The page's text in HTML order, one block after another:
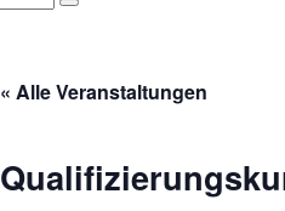
« Alle Veranstaltungen